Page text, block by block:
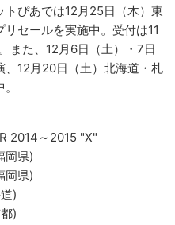
ぴあでは12月25日（木）東
セールを実施中。受付は11
また、12月6日（土）・7日
、12月20日（土）北海道・札
2014～2015 "X"
岡県)
岡県)
)
)